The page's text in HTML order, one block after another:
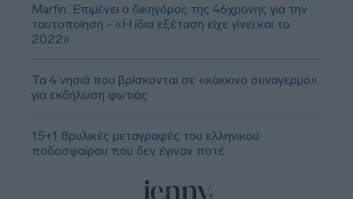
Marfin: Επιμένει ο δικηγόρος της 46χρονης για την
ταυτοποίηση - «Η ίδια εξέταση είχε γίνει και το
2022»
Τα 4 νησιά που βρίσκονται σε «κόκκινο συναγερμό»
για εκδήλωση φωτιάς
15+1 θρυλικές μεταγραφές του ελληνικού
ποδοσφαίρου που δεν έγιναν ποτέ